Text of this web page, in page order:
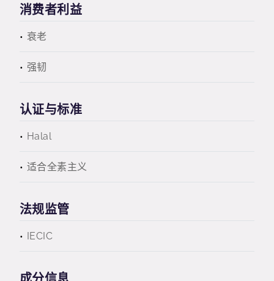
消费者利益
衰老
强韧
认证与标准
Halal
适合全素主义
法规监管
IECIC